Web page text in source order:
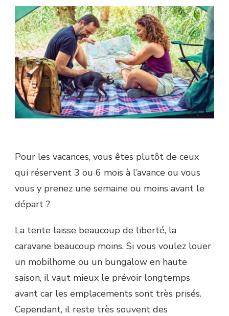
Pour les vacances, vous êtes plutôt de ceux
qui réservent 3 ou 6 mois à l’avance ou vous
vous y prenez une semaine ou moins avant le
départ ?
La tente laisse beaucoup de liberté, la
caravane beaucoup moins. Si vous voulez louer
un mobilhome ou un bungalow en haute
saison, il vaut mieux le prévoir longtemps
avant car les emplacements sont très prisés.
Cependant, il reste très souvent des